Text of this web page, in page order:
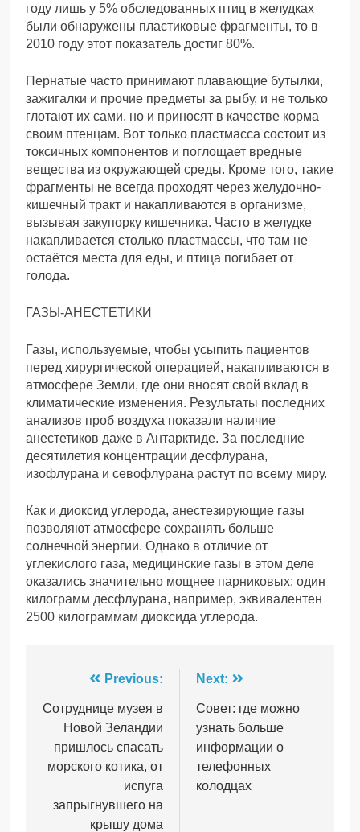
году лишь у 5% обследованных птиц в желудках
были обнаружены пластиковые фрагменты, то в
2010 году этот показатель достиг 80%.
Пернатые часто принимают плавающие бутылки,
зажигалки и прочие предметы за рыбу, и не только
глотают их сами, но и приносят в качестве корма
своим птенцам. Вот только пластмасса состоит из
токсичных компонентов и поглощает вредные
вещества из окружающей среды. Кроме того, такие
фрагменты не всегда проходят через желудочно-
кишечный тракт и накапливаются в организме,
вызывая закупорку кишечника. Часто в желудке
накапливается столько пластмассы, что там не
остаётся места для еды, и птица погибает от
голода.
ГАЗЫ-АНЕСТЕТИКИ
Газы, используемые, чтобы усыпить пациентов
перед хирургической операцией, накапливаются в
атмосфере Земли, где они вносят свой вклад в
климатические изменения. Результаты последних
анализов проб воздуха показали наличие
анестетиков даже в Антарктиде. За последние
десятилетия концентрации десфлурана,
изофлурана и севофлурана растут по всему миру.
Как и диоксид углерода, анестезирующие газы
позволяют атмосфере сохранять больше
солнечной энергии. Однако в отличие от
углекислого газа, медицинские газы в этом деле
оказались значительно мощнее парниковых: один
килограмм десфлурана, например, эквивалентен
2500 килограммам диоксида углерода.
Навігація
записів
Previous:
Сотруднице музея в
Новой Зеландии
пришлось спасать
морского котика, от
испуга
запрыгнувшего на
крышу дома
Next:
Совет: где можно
узнать больше
информации о
телефонных
колодцах